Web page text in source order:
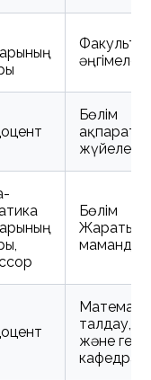
әңгімелер
Бөлім
жүйелер
Бөлім
талдау,
және